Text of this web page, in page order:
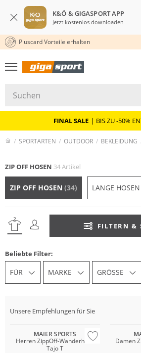
K&Ö & GIGASPORT APP
Jetzt kostenlos downloaden
30 TAGE
Pluscard Vorteile erhalten
GIGASTYLE
FAHRRAD­
FINAL SALE | BIS ZU -50%
SPORTARTEN OUTDOOR BEKLEIDUNG
ZIP OFF HOSEN 34 Artikel
ZIP OFF HOSEN (34) LANGE HOSEN
FILTERN &
Beliebte Filter:
FÜR MARKE GRÖSSE
Unsere Empfehlungen für Sie
Große Größen
MAIER SPORTS
Herren ZippOff-Wanderhose
Tajo T
Damen